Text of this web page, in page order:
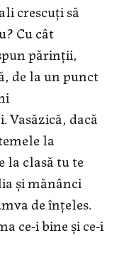
crescuți să
Cu cât
părinții,
de la un punct
Vasăzică, dacă
la
la clasă tu te
și mănânci
de înțeles.
ce-i bine și ce-i